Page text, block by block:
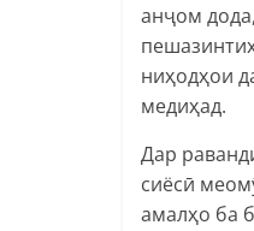
анҷом
ниҳодҳои
медиҳад.
Дар
сиёсӣ
амалҳо ба